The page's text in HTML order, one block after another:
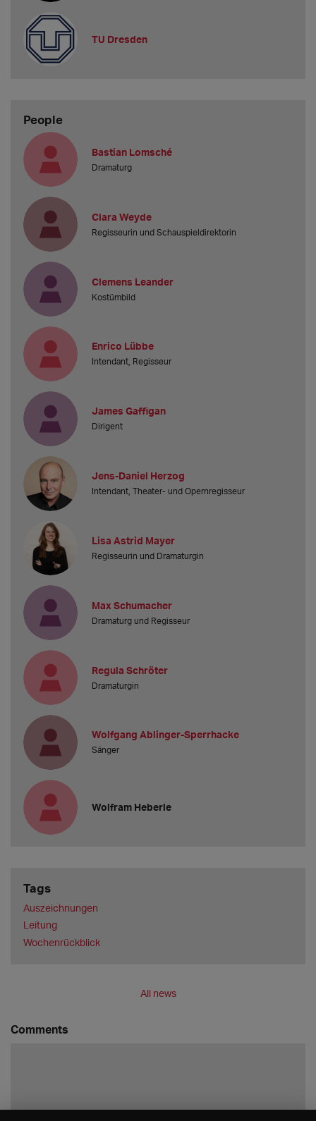
TU Dresden
People
Bastian Lomsché
Dramaturg
Clara Weyde
Regisseurin und Schauspieldirektorin
Clemens Leander
Kostümbild
Enrico Lübbe
Intendant, Regisseur
James Gaffigan
Dirigent
Jens-Daniel Herzog
Intendant, Theater- und Opernregisseur
Lisa Astrid Mayer
Regisseurin und Dramaturgin
Max Schumacher
Dramaturg und Regisseur
Regula Schröter
Dramaturgin
Wolfgang Ablinger-Sperrhacke
Sänger
Wolfram Heberle
Tags
Auszeichnungen
Leitung
Wochenrückblick
All news
Comments